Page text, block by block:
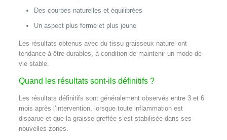
Des courbes naturelles et équilibrées
Un aspect plus ferme et plus jeune
Les résultats obtenus avec du tissu graisseux naturel ont
tendance à être durables, à condition de maintenir un mode de
vie stable.
Quand les résultats sont‑ils définitifs ?
Les résultats définitifs sont généralement observés entre 3 et 6
mois après l’intervention, lorsque toute inflammation est
disparue et que la graisse greffée s’est stabilisée dans ses
nouvelles zones.